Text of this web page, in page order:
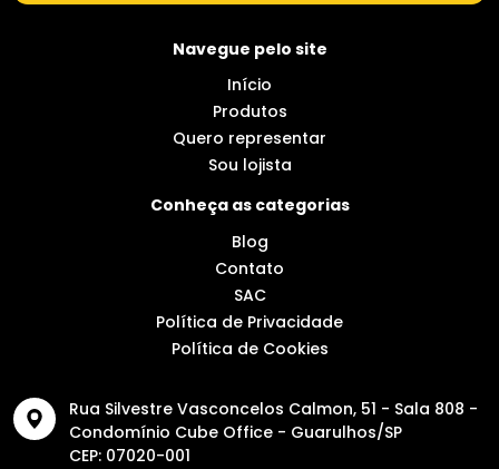
Navegue pelo site
Início
Produtos
Quero representar
Sou lojista
Conheça as categorias
Blog
Contato
SAC
Política de Privacidade
Política de Cookies
Rua Silvestre Vasconcelos Calmon, 51 - Sala 808 -
Condomínio Cube Office - Guarulhos/SP
CEP: 07020-001